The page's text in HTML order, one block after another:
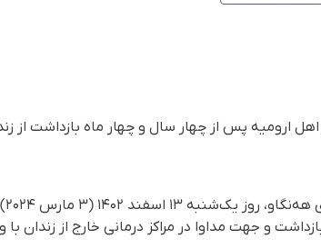
ارومیه پس از چهار سال و چهار ماه بازداشت از
ساله اهل ارومیه پس از ۱۶۰۷ روز بازداشت و جهت مداوا در مراکز درمانی